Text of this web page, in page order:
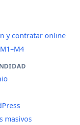
y contratar online
masivos